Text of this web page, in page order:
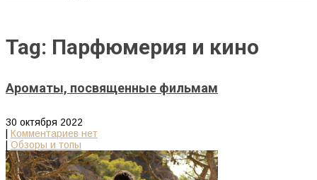
Tag: Парфюмерия и кино
Ароматы, посвященные фильмам
30 октября 2022
Комментариев нет
Обзоры и топы